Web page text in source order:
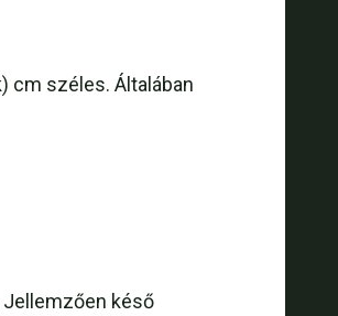
cm széles. Általában
késő